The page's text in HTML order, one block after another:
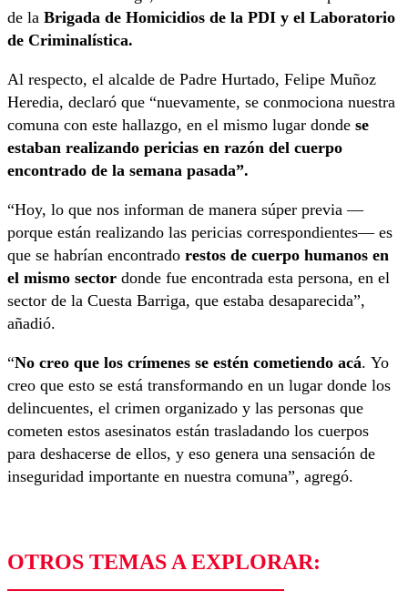
de la Brigada de Homicidios de la PDI y el Laboratorio
de Criminalística.
Al respecto, el alcalde de Padre Hurtado, Felipe Muñoz
Heredia, declaró que “nuevamente, se conmociona nuestra
comuna con este hallazgo, en el mismo lugar donde se
estaban realizando pericias en razón del cuerpo
encontrado de la semana pasada”.
“Hoy, lo que nos informan de manera súper previa —
porque están realizando las pericias correspondientes— es
que se habrían encontrado restos de cuerpo humanos en
el mismo sector donde fue encontrada esta persona, en el
sector de la Cuesta Barriga, que estaba desaparecida”,
añadió.
“No creo que los crímenes se estén cometiendo acá. Yo
creo que esto se está transformando en un lugar donde los
delincuentes, el crimen organizado y las personas que
cometen estos asesinatos están trasladando los cuerpos
para deshacerse de ellos, y eso genera una sensación de
inseguridad importante en nuestra comuna”, agregó.
OTROS TEMAS A EXPLORAR: